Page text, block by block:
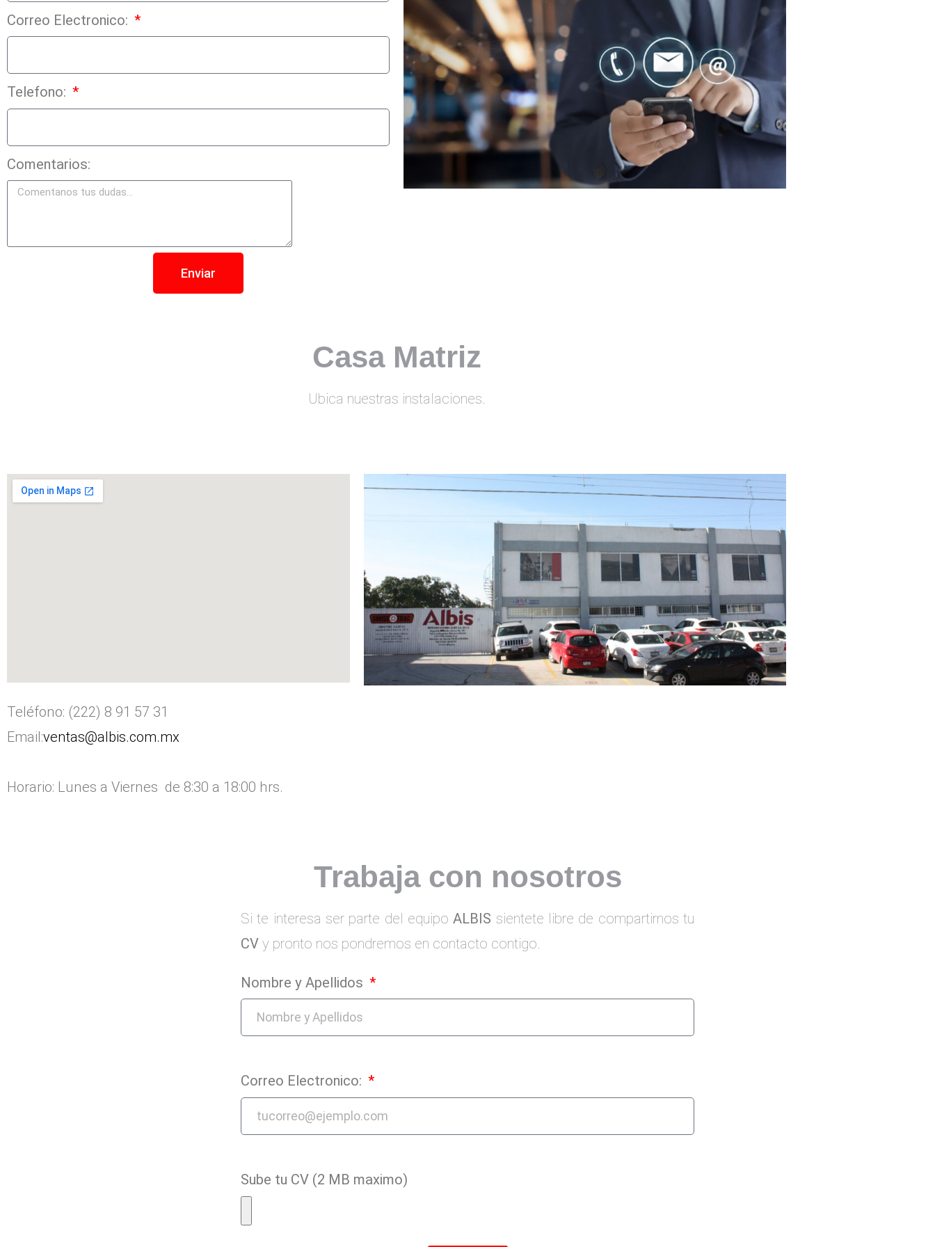
Correo Electronico:
Telefono:
Comentarios:
Enviar
Casa Matriz
Ubica nuestras instalaciones.
Teléfono: (222) 8 91 57 31
Email:ventas@albis.com.mx
Horario: Lunes a Viernes de 8:30 a 18:00 hrs.
Trabaja con nosotros
Si te interesa ser parte del equipoALBIS sientete libre de compartirnos tu
CV y pronto nos pondremos en contacto contigo.
Nombre y Apellidos
Correo Electronico:
Sube tu CV (2 MB maximo)